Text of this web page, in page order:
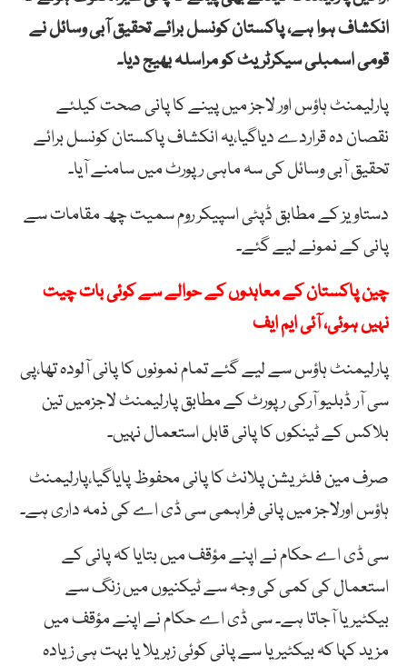
انکشاف ہوا ہے، پاکستان کونسل برائے تحقیق آبی وسائل نے
قومی اسمبلی سیکرٹریٹ کو مراسلہ بھیج دیا۔
پارلیمنٹ ہاؤس اور لاجز میں پینے کا پانی صحت کیلئے
نقصان دہ قراردے دیاگیا،یہ انکشاف پاکستان کونسل برائے
تحقیق آبی وسائل کی سہ ماہی رپورٹ میں سامنے آیا۔
دستاویز کے مطابق ڈپٹی اسپیکر روم سمیت چھ مقامات سے
پانی کے نمونے لیے گئے۔
چین پاکستان کے معاہدوں کے حوالے سے کوئی بات چیت
نہیں ہوئی، آئی ایم ایف
پارلیمنٹ ہاؤس سے لیے گئے تمام نمونوں کا پانی آلودہ تھا،پی
سی آر ڈبلیو آرکی رپورٹ کے مطابق پارلیمنٹ لاجزمیں تین
بلاکس کے ٹینکوں کا پانی قابل استعمال نہیں۔
صرف مین فلٹریشن پلانٹ کا پانی محفوظ پایاگیا،پارلیمنٹ
ہاؤس اورلاجز میں پانی فراہمی سی ڈی اے کی ذمہ داری ہے۔
سی ڈی اے حکام نے اپنے مؤقف میں بتایا کہ پانی کے
استعمال کی کمی کی وجہ سے ٹیکنیوں میں زنگ سے
بیکٹیریا آجاتا ہے۔ سی ڈی اے حکام نے اپنے مؤقف میں
مزید کہا کہ بیکٹیریا سے پانی کوئی زہریلا یا بہت ہی زیادہ